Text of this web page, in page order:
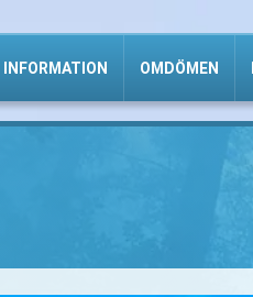
INFORMATION OMDÖMEN